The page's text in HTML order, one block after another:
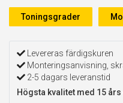
Toningsgrader
Levereras färdigskuren
Monteringsanvisning,
2-5 dagars leveranstid
Högsta kvalitet med 15